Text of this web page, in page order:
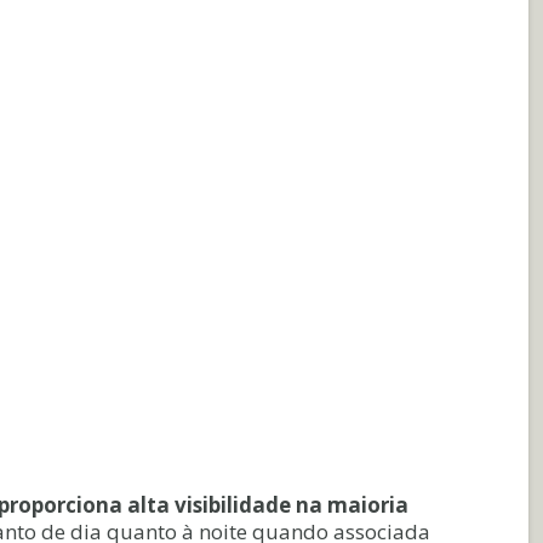
alta visibilidade na maioria
de dia quanto à noite quando associada